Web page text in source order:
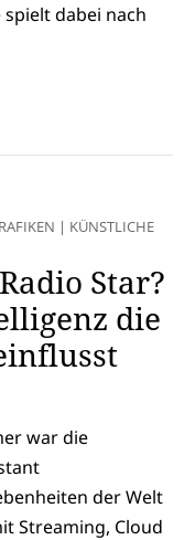
dabei nach
| KÜNSTLICHE
Star?
die
war die
der Welt
Streaming, Cloud